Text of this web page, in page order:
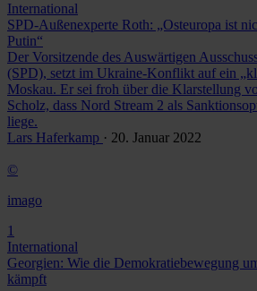
International
SPD-Außenexperte Roth: „Osteuropa ist
Putin“
Der Vorsitzende des Auswärtigen
(SPD), setzt im Ukraine-Konflikt auf ein
Moskau. Er sei froh über die Klarstellung
Scholz, dass Nord Stream 2 als
liege.
Lars Haferkamp · 20. Januar 2022
©
imago
1
International
Georgien: Wie die Demokratiebewegung
kämpft